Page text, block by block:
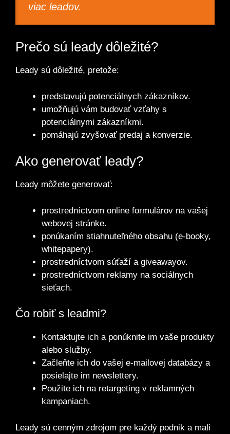
viac leadov.
Prečo sú leady dôležité?
Leady sú dôležité, pretože:
predstavujú potenciálnych zákazníkov.
umožňujú vám budovať vzťahy s
potenciálnymi zákazníkmi.
pomáhajú zvyšovať predaj a konverzie.
Ako generovať leady?
Leady môžete generovať:
prostredníctvom online formulárov na vašej
webovej stránke.
ponúkaním stiahnuteľného obsahu (e-booky,
whitepapery).
prostredníctvom súťaží a giveawayov.
prostredníctvom reklamy na sociálnych
sieťach.
Čo robiť s leadmi?
Kontaktujte ich a ponúknite im vaše produkty
alebo služby.
Začleňte ich do vašej e-mailovej databázy a
posielajte im newslettery.
Použite ich na retargeting v reklamných
kampaniach.
Leady sú cenným zdrojom pre každý podnik a mali